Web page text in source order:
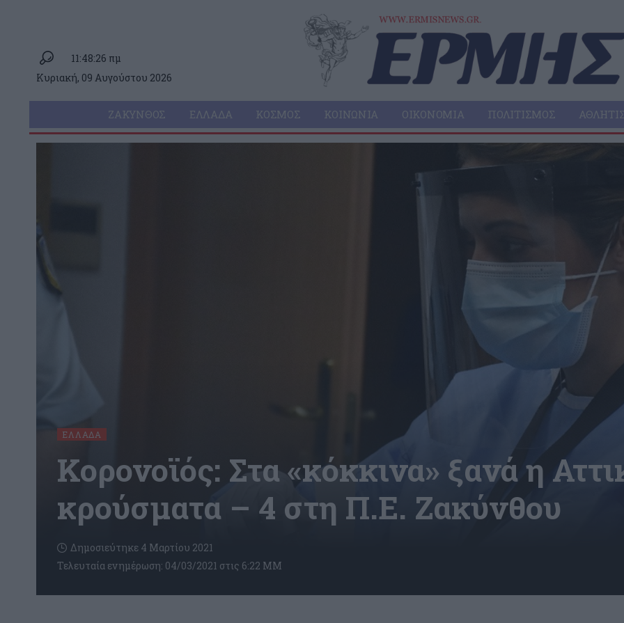
11:48:26 πμ
Κυριακή, 09 Αυγούστου 2026
ΖΆΚΥΝΘΟΣ ΕΛΛΆΔΑ ΚΌΣΜΟΣ ΚΟΙΝΩΝΊΑ ΟΙΚΟΝΟΜΊΑ ΠΟΛΙΤΙΣΜΌΣ
ΕΛΛΆΔΑ
Κορονοϊός: Στα «κόκκινα» ξανά η
κρούσματα – 4 στη Π.Ε. Ζακύνθου
Τελευταία ενημέρωση: 04/03/2021 στις 6:22 ΜΜ
Δημοσιεύτηκε 4 Μαρτίου 2021